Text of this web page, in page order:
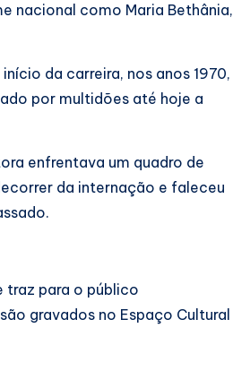
nacional como Maria Bethânia,
da carreira, nos anos 1970,
por multidões até hoje a
enfrentava um quadro de
da internação e faleceu
traz para o público
gravados no Espaço Cultural